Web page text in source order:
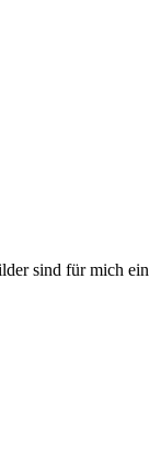
sind für mich ein